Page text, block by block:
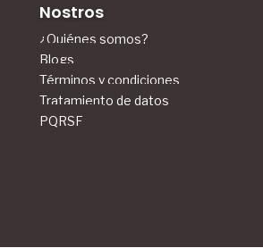
Nostros
¿Quiénes somos?
Blogs
Términos y condiciones
Tratamiento de datos
PQRSF